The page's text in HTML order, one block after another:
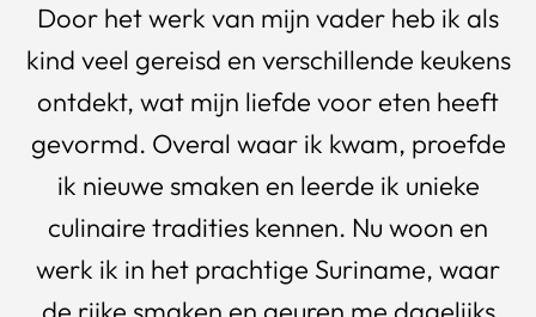
Door het werk van mijn vader heb ik als
kind veel gereisd en verschillende keukens
ontdekt, wat mijn liefde voor eten heeft
gevormd. Overal waar ik kwam, proefde
ik nieuwe smaken en leerde ik unieke
culinaire tradities kennen. Nu woon en
werk ik in het prachtige Suriname, waar